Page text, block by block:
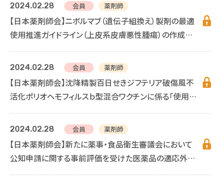
2024.02.28 会員 薬剤師
【日本薬剤師会】ニボルマブ（遺伝子組換え）製剤の最適
使用推進ガイドライン（上皮系皮膚悪性腫瘍）の作成及
について
2024.02.28 会員 薬剤師
【日本薬剤師会】沈降精製百日せきジフテリア破傷風不
活化ポリオヘモフィルスｂ型混合ワクチンに係る「使用上
2024.02.28 会員 薬剤師
【日本薬剤師会】新たに薬事・食品衛生審議会において
公知申請に関する事前評価を受けた医薬品の適応外使